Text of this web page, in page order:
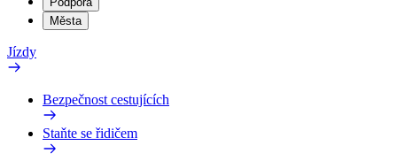
Města
Jízdy
Bezpečnost cestujících
Staňte se řidičem